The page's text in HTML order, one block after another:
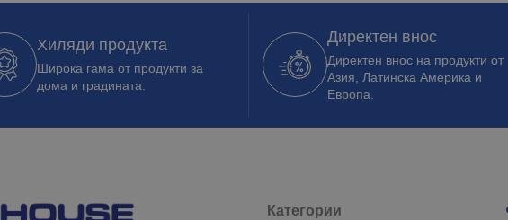
Хиляди продукта
Широка гама от продукти за
дома и градината.
Директен внос
Директен внос на продукти от
Азия, Латинска Америка и
Европа.
Категории